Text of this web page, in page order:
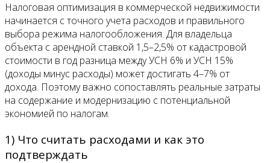
Налоговая оптимизация в коммерческой недвижимости
начинается с точного учета расходов и правильного
выбора режима налогообложения. Для владельца
объекта с арендной ставкой 1,5–2,5% от кадастровой
стоимости в год разница между УСН 6% и УСН 15%
(доходы минус расходы) может достигать 4–7% от
дохода. Поэтому важно сопоставлять реальные затраты
на содержание и модернизацию с потенциальной
экономией по налогам.
1) Что считать расходами и как это
подтверждать